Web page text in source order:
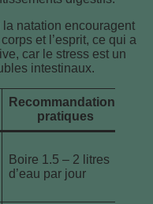
la natation encouragent
et l’esprit, ce qui a
car le stress est un
intestinaux.
Recommandations
pratiques
Boire 1.5 – 2 litres
d’eau par jour